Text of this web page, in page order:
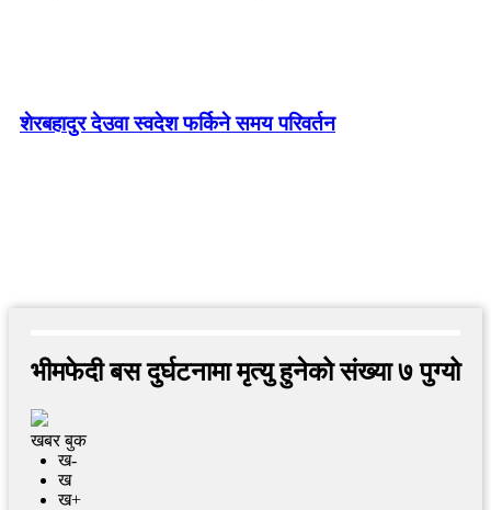
शेरबहादुर देउवा स्वदेश फर्किने समय परिवर्तन
भीमफेदी बस दुर्घटनामा मृत्यु हुनेको संख्या ७ पुग्यो
खबर बुक
ख-
ख
ख+